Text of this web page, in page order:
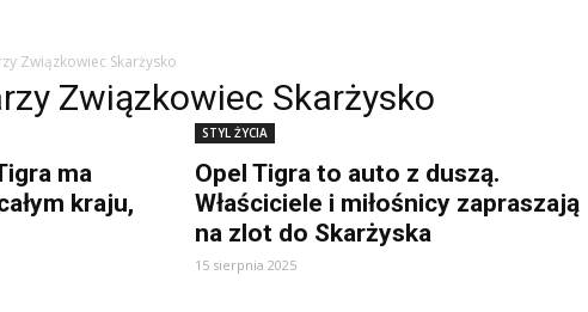
Związkowiec Skarżysko
Związkowiec Skarżysko
ma
kraju,
STYL ŻYCIA
Opel Tigra to auto z duszą.
Właściciele i miłośnicy zapraszają
na zlot do Skarżyska
15 sierpnia 2025